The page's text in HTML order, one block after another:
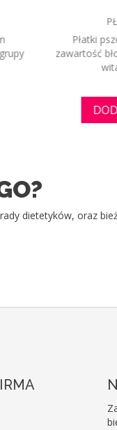
GRANOLA
naturalne,
granola to chrupiące
owsiane w...
DODAJ DO
dietetyków, oraz